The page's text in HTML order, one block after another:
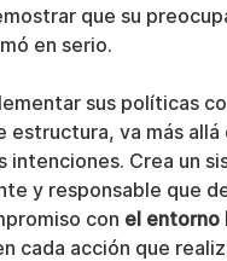
que su
en serio.
sus políticas
estructura, va más allá
intenciones. Crea un
y responsable que
con el entorno
cada acción que